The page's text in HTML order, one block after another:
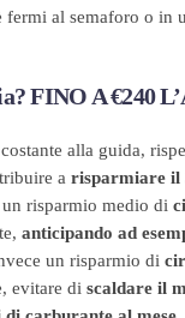
fermi al semaforo o in
FINO A €240
alla guida,
a risparmiare il
un risparmio medio di
anticipando ad
un risparmio di
evitare di scaldare il